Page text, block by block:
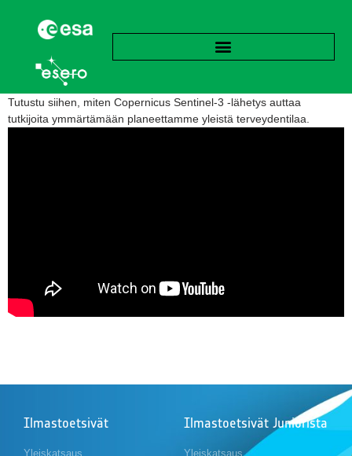
Tutustu siihen, miten Copernicus Sentinel-3 -lähetys auttaa
tutkijoita ymmärtämään planeettamme yleistä terveydentilaa.
Ilmastoetsivät
Yleiskatsaus
Ilmastoetsivät Juniorista
Yleiskatsaus